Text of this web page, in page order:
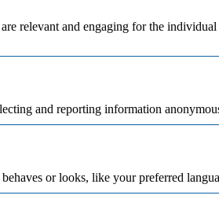
relevant and engaging for the
and reporting information
or looks, like your preferred